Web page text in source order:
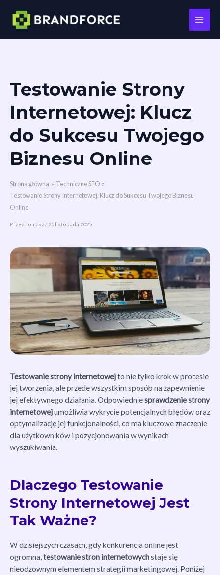
treści
Main
Testowanie Strony
Internetowej: Klucz
do Sukcesu Twojego
Biznesu Online
Strona główna
Techniczne SEO
Testowanie Strony Internetowej: Klucz do Sukcesu Twojego Biznesu
Online
PrzezTomasz/ 25 listopada 2025
Testowanie strony internetowejto nie tylko krok w procesie
jej tworzenia, ale przede wszystkim sposób na zapewnienie
jej efektywnego działania. Odpowiedniesprawdzenie strony
internetowejumożliwia wykrycie potencjalnych błędów oraz
optymalizację jej funkcjonalności, co ma kluczowe znaczenie
dla użytkowników i pozycjonowania w wynikach
wyszukiwania.
Dlaczego Testowanie
Strony Internetowej Jest
Tak Ważne?
W dzisiejszych czasach, gdy konkurencja online jest
ogromna,testowanie stron internetowychstaje się
nieodzownym elementem strategii marketingowej. Poniżej